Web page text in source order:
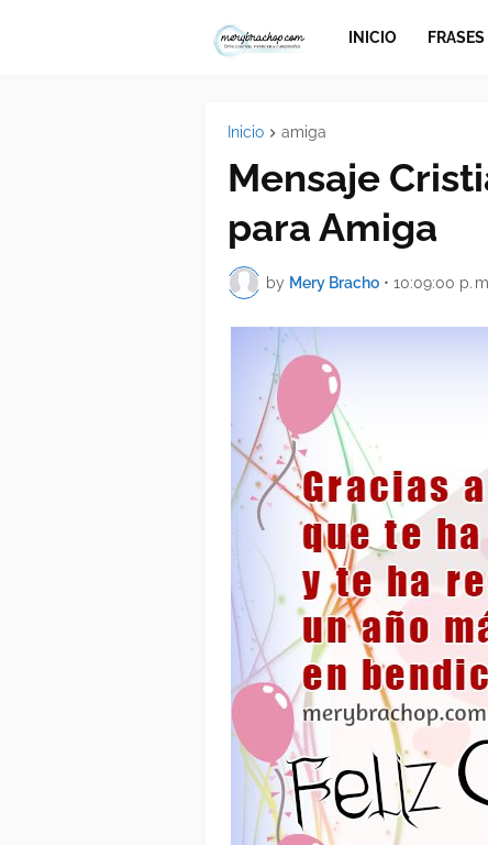
INICIO
Inicio amiga
Mensaje
para Amiga
by Mery Bracho • 10:09:00 p.